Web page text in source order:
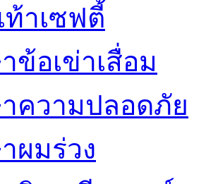
ท้าเซฟตี้
ข้อเข่าเสื่อม
ความปลอดภัย
ผมร่วง